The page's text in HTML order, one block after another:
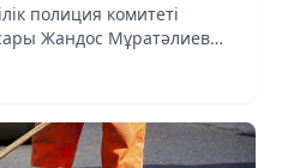
полиция комитеті
Жандос Мұратәлиев
almaty-akshamy.kz